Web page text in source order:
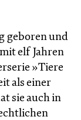
geboren und
elf Jahren
»Tiere
als einer
sie auch in